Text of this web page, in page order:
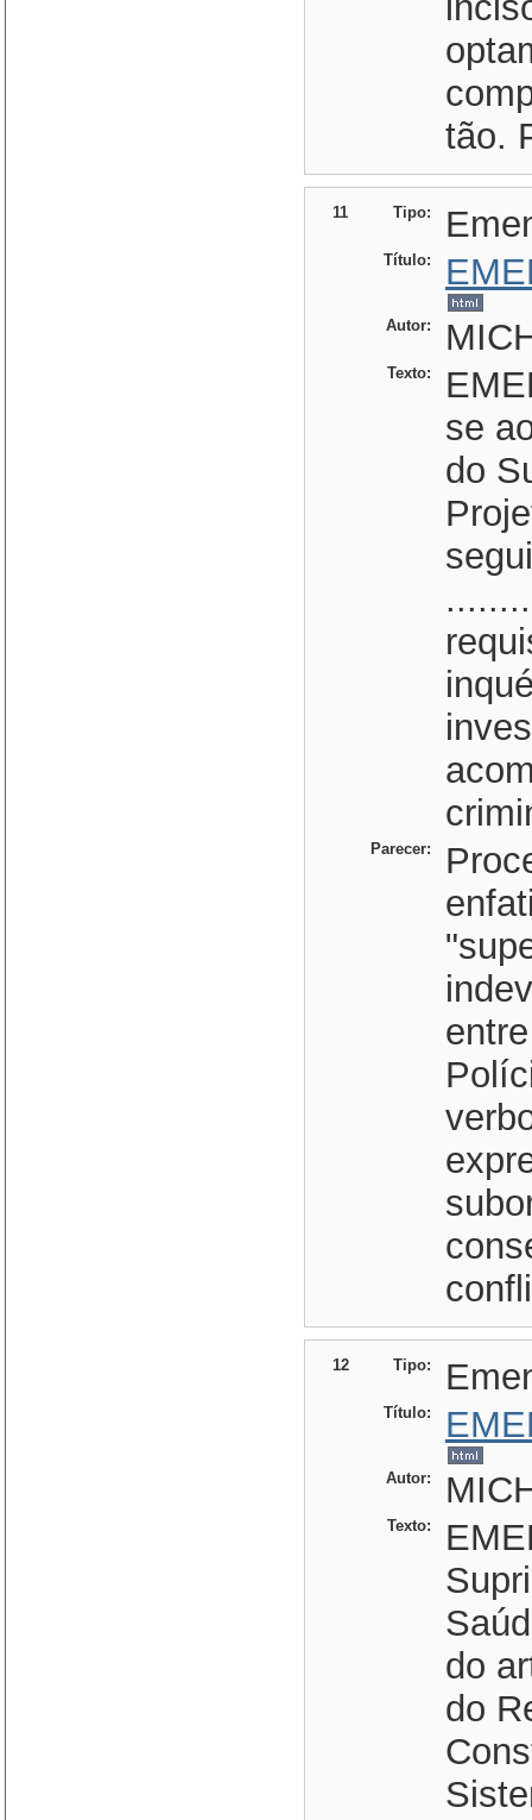
tão.
11 Tipo:
Título:
Autor:
Texto:
se
do
Parecer:
12 Tipo:
Título:
Autor:
Texto:
do
do